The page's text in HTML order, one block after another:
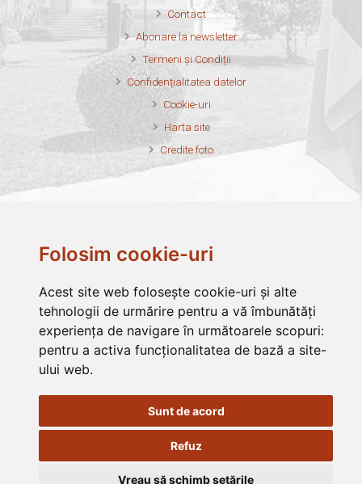
Folosim cookie-uri
Acest site web folosește cookie-uri și alte
tehnologii de urmărire pentru a vă îmbunătăți
experiența de navigare în următoarele scopuri:
pentru a activa funcționalitatea de bază a site-
ului web.
Sunt de acord
Refuz
Vreau să schimb setările
Contact
Abonare la newsletter
Termeni și Condiții
Confidențialitatea datelor
Cookie-uri
Harta site
Credite foto
Federației Filantropia
Asociația Filantropia Ortodoxă Alba Iulia funcționează cu
binecuvântarea
Arhiepiscopia Ortodoxă Alba Iulia